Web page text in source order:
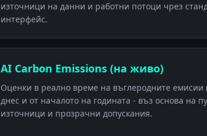
източници на данни и работни потоци чрез
интерфейс.
AI Carbon Emissions (на живо)
Оценки в реално време на въглеродните емисии
днес и от началото на годината - въз основа на
източници и прозрачни допускания.